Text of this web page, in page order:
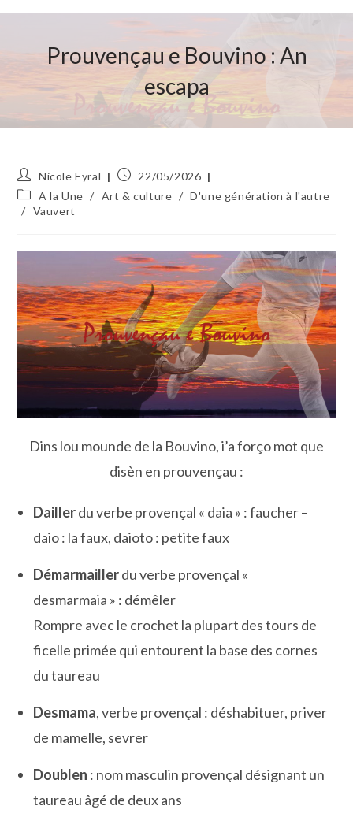
Prouvençau e Bouvino : An
escapa
Auteur/autrice
de
la
publication :
Nicole Eyral
Publication
publiée :
22/05/2026
Post
category:
A la Une / Art & culture / D'une génération à l'autre
/ Vauvert
Dins lou mounde de la Bouvino, i’a forço mot que
disèn en prouvençau :
Daillerdu verbe provençal « daia » : faucher –
daio : la faux, daioto : petite faux
Démarmaillerdu verbe provençal «
desmarmaia » : démêler
Rompre avec le crochet la plupart des tours de
ficelle primée qui entourent la base des cornes
du taureau
Desmama, verbe provençal : déshabituer, priver
de mamelle, sevrer
Doublen : nom masculin provençal désignant un
taureau âgé de deux ans